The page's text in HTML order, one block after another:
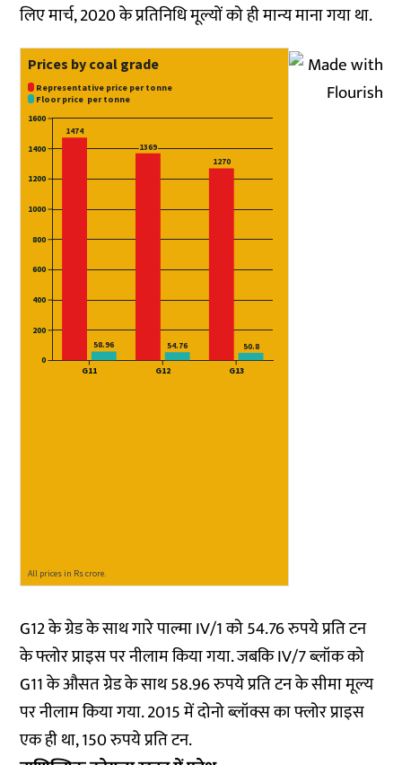
लिए मार्च, 2020 के प्रतिनिधि मूल्यों को ही मान्य माना गया था.
G12 के ग्रेड के साथ गारे पाल्मा IV/1 को 54.76 रुपये प्रति टन
के फ्लोर प्राइस पर नीलाम किया गया. जबकि IV/7 ब्लॉक को
G11 के औसत ग्रेड के साथ 58.96 रुपये प्रति टन के सीमा मूल्य
पर नीलाम किया गया. 2015 में दोनो ब्लॉक्स का फ्लोर प्राइस
एक ही था, 150 रुपये प्रति टन.